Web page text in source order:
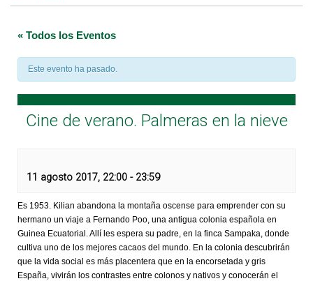
« Todos los Eventos
Este evento ha pasado.
Cine de verano. Palmeras en la nieve
11 agosto 2017, 22:00 - 23:59
Es 1953. Kilian abandona la montaña oscense para emprender con su
hermano un viaje a Fernando Poo, una antigua colonia española en
Guinea Ecuatorial. Allí les espera su padre, en la finca Sampaka, donde
cultiva uno de los mejores cacaos del mundo. En la colonia descubrirán
que la vida social es más placentera que en la encorsetada y gris
España, vivirán los contrastes entre colonos y nativos y conocerán el